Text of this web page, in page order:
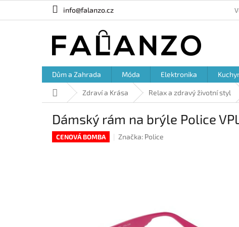
info@falanzo.cz
Dům a Zahrada Móda Elektronika
Domů Zdraví a Krása Relax a zdravý životní styl
Dámský rám na brýle Police
CENOVÁ BOMBA Značka: Police